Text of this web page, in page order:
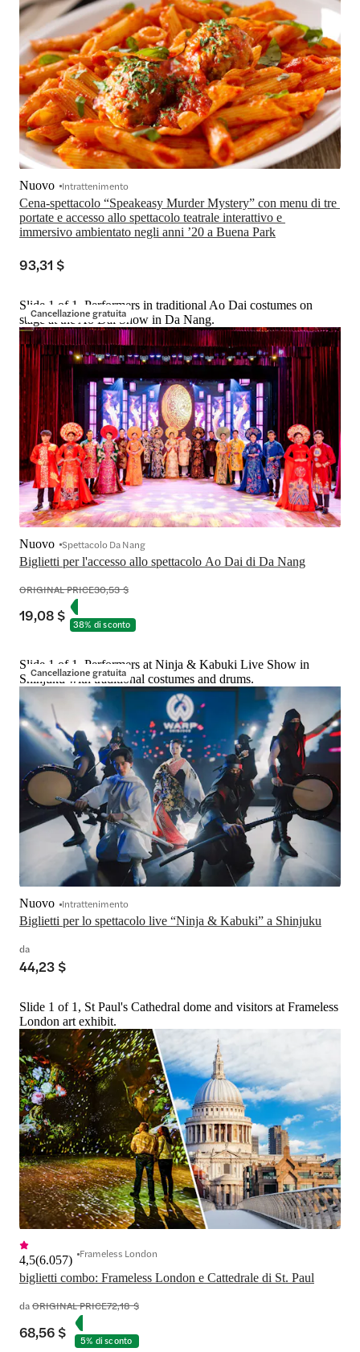
Cena-spettacolo “Speakeasy Murder Mystery” con menu di tre
portate e accesso allo spettacolo teatrale interattivo e
immersivo ambientato negli anni ’20 a Buena Park
Nuovo Intrattenimento
93,31 $
Cancellazione gratuita
Slide 1 of 1, Performers in traditional Ao Dai costumes on
stage at the Ao Dai Show in Da Nang.
Biglietti per l'accesso allo spettacolo Ao Dai di Da Nang
Nuovo Spettacolo Da Nang
ORIGINAL PRICE30,53 $
19,08 $ 38% di sconto
Cancellazione gratuita
Slide 1 of 1, Performers at Ninja & Kabuki Live Show in
Shinjuku with traditional costumes and drums.
Nuovo Intrattenimento
da
44,23 $
Slide 1 of 1, St Paul's Cathedral dome and visitors at Frameless
London art exhibit.
biglietti combo: Frameless London e Cattedrale di St. Paul
4,5(6.057) Frameless London
daORIGINAL PRICE72,18 $
68,56 $ 5% di sconto